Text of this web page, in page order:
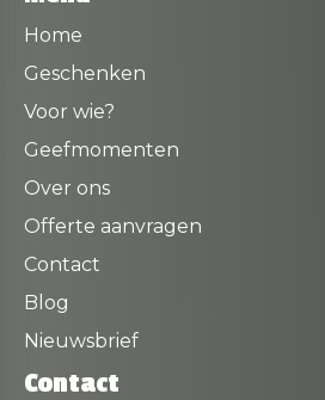
Home
Geschenken
Voor wie?
Geefmomenten
Over ons
Offerte aanvragen
Contact
Blog
Nieuwsbrief
Contact